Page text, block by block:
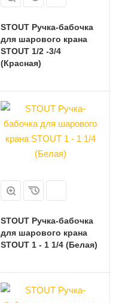
STOUT Ручка-бабочка
для шарового крана
STOUT 1/2 -3/4
(Красная)
STOUT Ручка-бабочка
для шарового крана
STOUT 1 - 1 1/4 (Белая)